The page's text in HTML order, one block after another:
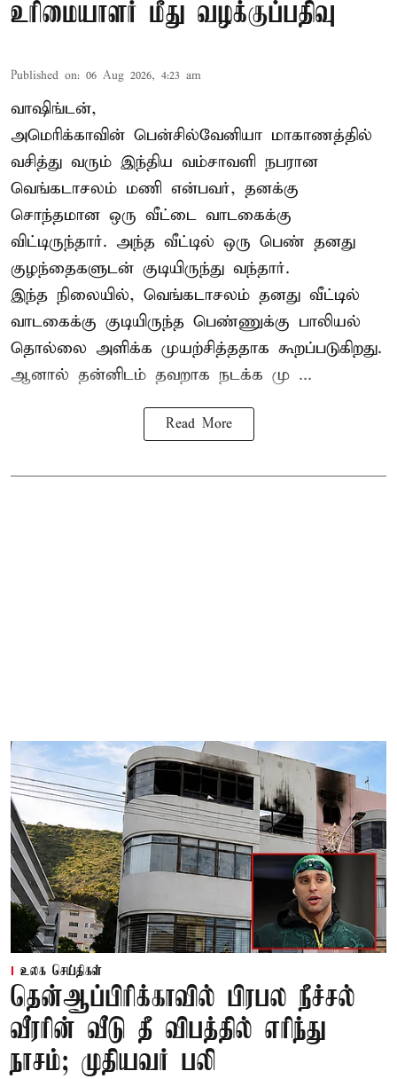
உரிமையாளர் மீது வழக்குப்பதிவு
Published on: 06 Aug 2026, 4:23 am
வாஷிங்டன்,
அமெரிக்காவின் பென்சில்வேனியா மாகாணத்தில்
வசித்து வரும் இந்திய வம்சாவளி நபரான
வெங்கடாசலம் மணி என்பவர், தனக்கு
சொந்தமான ஒரு வீட்டை வாடகைக்கு
விட்டிருந்தார். அந்த வீட்டில் ஒரு பெண் தனது
குழந்தைகளுடன் குடியிருந்து வந்தார்.
இந்த நிலையில், வெங்கடாசலம் தனது வீட்டில்
வாடகைக்கு குடியிருந்த பெண்ணுக்கு பாலியல்
தொல்லை அளிக்க முயற்சித்ததாக கூறப்படுகிறது.
ஆனால் தன்னிடம் தவறாக நடக்க மு ...
Read More
உலக செய்திகள்
தென்ஆப்பிரிக்காவில் பிரபல நீச்சல்
வீரரின் வீடு தீ விபத்தில் எரிந்து
நாசம்; முதியவர் பலி